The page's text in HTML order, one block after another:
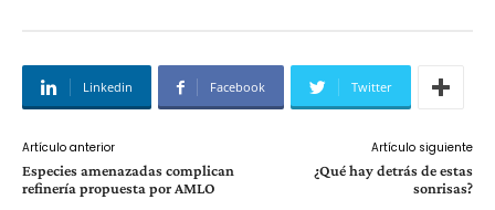
Linkedin Facebook Twitter
Artículo anterior
Especies amenazadas complican
refinería propuesta por AMLO
Artículo siguiente
¿Qué hay detrás de estas
sonrisas?